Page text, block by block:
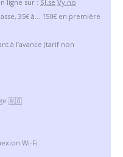
ligne sur : SJ.se Vy.no
35€ à… 150€ en première
à l’avance (tarif non
🇳🇴.
Wi-Fi.